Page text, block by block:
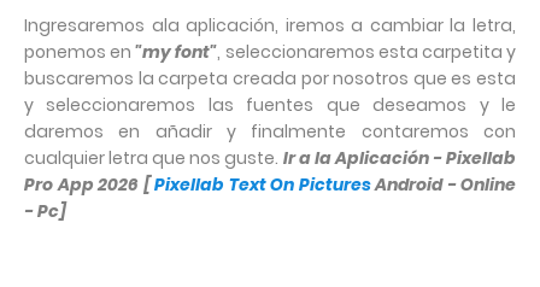
Ingresaremos ala aplicación, iremos a cambiar la letra,
ponemos en"my font", seleccionaremos esta carpetita y
buscaremos la carpeta creada por nosotros que es esta
y seleccionaremos las fuentes que deseamos y le
daremos en añadir y finalmente contaremos con
cualquier letra que nos guste. Ir a la Aplicación - Pixellab
Pro App 2026 [Pixellab Text On PicturesAndroid - Online
- Pc]